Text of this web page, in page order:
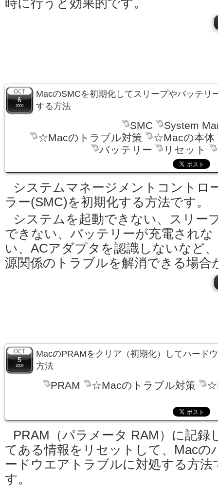
時に行うと効果的です。
6
2009
MacのSMCを初期化してスリープやバッテリ
する方法
SMC
System
☆Macのトラブル対策
☆Macの本体
バッテリー
リセット
システムマネージメントコントロ
ラー(SMC)を初期化する方法です。
システムを起動できない、スリー
できない、バッテリーが充電されな
い、ACアダプタを認識しないなど
源関係のトラブルを解消できる場合
5
2009
MacのPRAMをクリア（初期化）してハード
方法
PRAM ☆Macのトラブル対策
PRAM（パラメータ RAM）に記録
てある情報をリセットして、Macの
ードウエアトラブルに対処する方法
す。